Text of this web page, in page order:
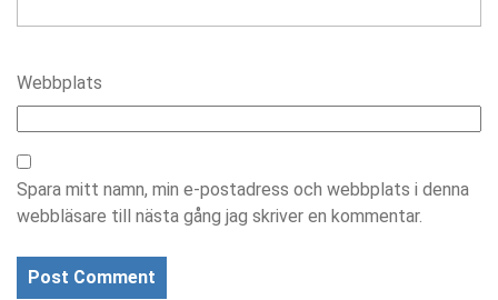
Webbplats
Spara mitt namn, min e-postadress och webbplats i denna
webbläsare till nästa gång jag skriver en kommentar.